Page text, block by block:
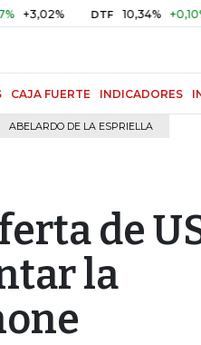
DTF 10,34% +0,10%
CAJA FUERTE INDICADORES
ABELARDO DE LA ESPRIELLA
de
la